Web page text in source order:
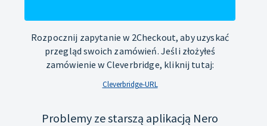
Rozpocznij zapytanie w 2Checkout, aby uzyskać
przegląd swoich zamówień. Jeśli złożyłeś
zamówienie w Cleverbridge, kliknij tutaj:
Cleverbridge-URL
Problemy ze starszą aplikacją Nero